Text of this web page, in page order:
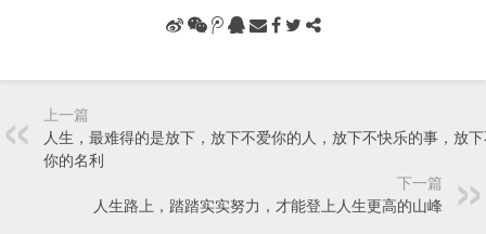
上一篇
人生，最难得的是放下，放下不爱你的人，放下不快乐的事，放
你的名利
下一篇
人生路上，踏踏实实努力，才能登上人生更高的山峰